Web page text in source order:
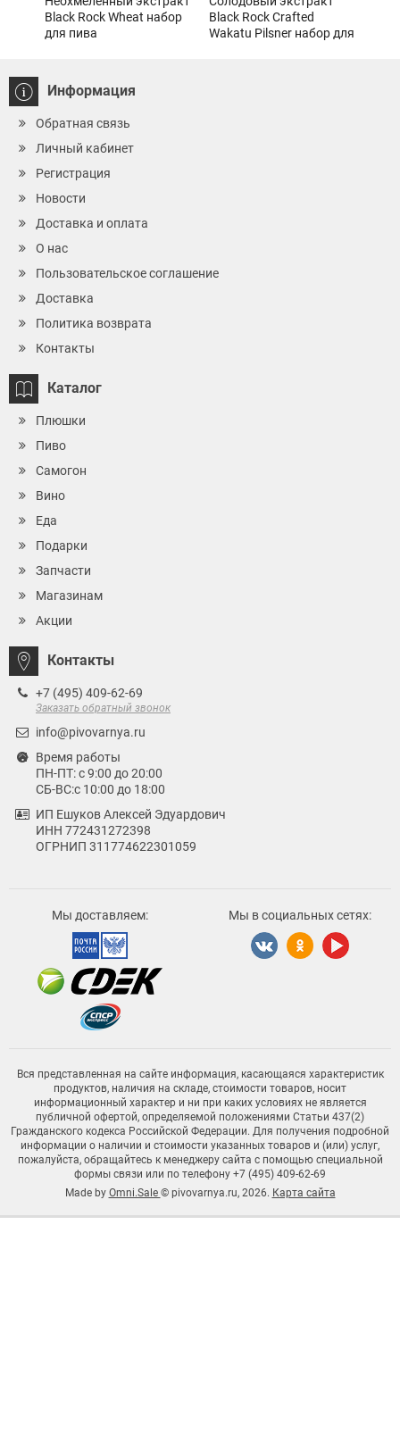
Black Rock Wheat набор
для пива
Black Rock Crafted
Wakatu Pilsner набор для
Информация
Обратная связь
Личный кабинет
Регистрация
Новости
Доставка и оплата
О нас
Пользовательское соглашение
Доставка
Политика возврата
Контакты
Каталог
Плюшки
Пиво
Самогон
Вино
Еда
Подарки
Запчасти
Магазинам
Акции
Контакты
+7 (495) 409-62-69
Заказать обратный звонок
info@pivovarnya.ru
Время работы
ПН-ПТ: с 9:00 до 20:00
СБ-ВС:с 10:00 до 18:00
ИП Ешуков Алексей Эдуардович
ИНН 772431272398
ОГРНИП 311774622301059
Мы доставляем: Мы в социальных сетях:
Вся представленная на сайте информация, касающаяся характеристик
продуктов, наличия на складе, стоимости товаров, носит
информационный характер и ни при каких условиях не является
публичной офертой, определяемой положениями Статьи 437(2)
Гражданского кодекса Российской Федерации. Для получения подробной
информации о наличии и стоимости указанных товаров и (или) услуг,
пожалуйста, обращайтесь к менеджеру сайта с помощью специальной
формы связи или по телефону +7 (495) 409-62-69
Made by Omni.Sale © pivovarnya.ru, 2026. Карта сайта